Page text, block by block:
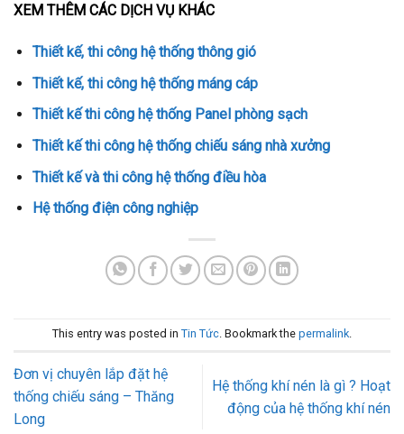
XEM THÊM CÁC DỊCH VỤ KHÁC
Thiết kế, thi công hệ thống thông gió
Thiết kế, thi công hệ thống máng cáp
Thiết kế thi công hệ thống Panel phòng sạch
Thiết kế thi công hệ thống chiếu sáng nhà xưởng
Thiết kế và thi công hệ thống điều hòa
Hệ thống điện công nghiệp
This entry was posted in Tin Tức. Bookmark the permalink.
Đơn vị chuyên lắp đặt hệ
thống chiếu sáng – Thăng
Long
Hệ thống khí nén là gì ? Hoạt
động của hệ thống khí nén